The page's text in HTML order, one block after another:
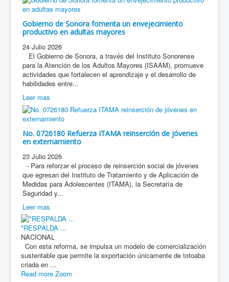
Gobierno de Sonora fomenta un envejecimiento
productivo en adultas mayores
24 Julio 2026
El Gobierno de Sonora, a través del Instituto Sonorense
para la Atención de los Adultos Mayores (ISAAM), promueve
actividades que fortalecen el aprendizaje y el desarrollo de
habilidades entre...
Leer mas
No. 0726180 Refuerza ITAMA reinserción de jóvenes
en externamiento
23 Julio 2026
- Para reforzar el proceso de reinserción social de jóvenes
que egresan del Instituto de Tratamiento y de Aplicación de
Medidas para Adolescentes (ITAMA), la Secretaría de
Seguridad y...
Leer mas
*RESPALDA ...
NACIONAL
Con esta reforma, se impulsa un modelo de comercialización
sustentable que permite la exportación únicamente de totoaba
criada en ...
Read more Zoom